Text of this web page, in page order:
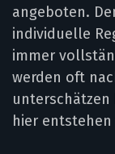
angeboten.
individuelle
immer
werden oft
unterschätzen
hier